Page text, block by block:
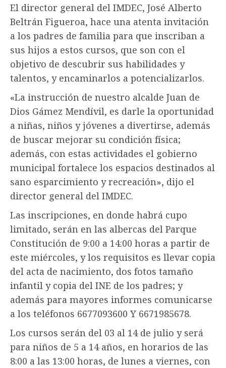
El director general del IMDEC, José Alberto
Beltrán Figueroa, hace una atenta invitación
a los padres de familia para que inscriban a
sus hijos a estos cursos, que son con el
objetivo de descubrir sus habilidades y
talentos, y encaminarlos a potencializarlos.
«La instrucción de nuestro alcalde Juan de
Dios Gámez Mendívil, es darle la oportunidad
a niñas, niños y jóvenes a divertirse, además
de buscar mejorar su condición física;
además, con estas actividades el gobierno
municipal fortalece los espacios destinados al
sano esparcimiento y recreación», dijo el
director general del IMDEC.
Las inscripciones, en donde habrá cupo
limitado, serán en las albercas del Parque
Constitución de 9:00 a 14:00 horas a partir de
este miércoles, y los requisitos es llevar copia
del acta de nacimiento, dos fotos tamaño
infantil y copia del INE de los padres; y
además para mayores informes comunicarse
a los teléfonos 6677093600 Y 6671985678.
Los cursos serán del 03 al 14 de julio y será
para niños de 5 a 14 años, en horarios de las
8:00 a las 13:00 horas, de lunes a viernes, con